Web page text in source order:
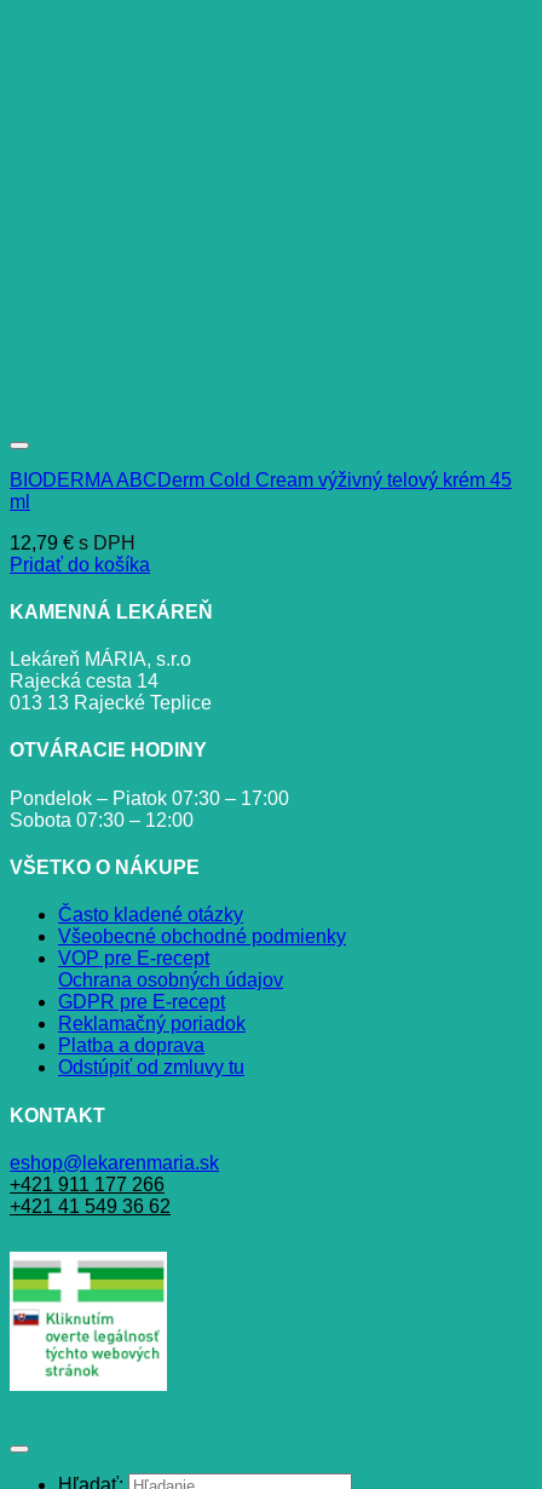
BIODERMA ABCDerm Cold Cream výživný telový krém 45
ml
12,79 € s DPH
Pridať do košíka
KAMENNÁ LEKÁREŇ
Lekáreň MÁRIA, s.r.o
Rajecká cesta 14
013 13 Rajecké Teplice
OTVÁRACIE HODINY
Pondelok – Piatok 07:30 – 17:00
Sobota 07:30 – 12:00
VŠETKO O NÁKUPE
Často kladené otázky
Všeobecné obchodné podmienky
VOP pre E-recept
Ochrana osobných údajov
GDPR pre E-recept
Reklamačný poriadok
Platba a doprava
Odstúpiť od zmluvy tu
KONTAKT
eshop@lekarenmaria.sk
+421 911 177 266
+421 41 549 36 62